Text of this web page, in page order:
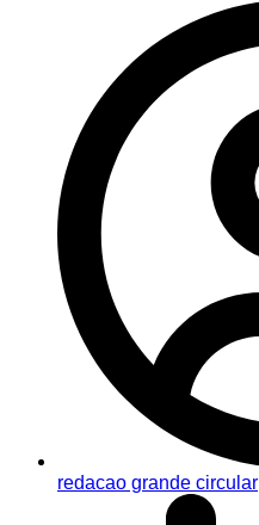
redacao grande circular